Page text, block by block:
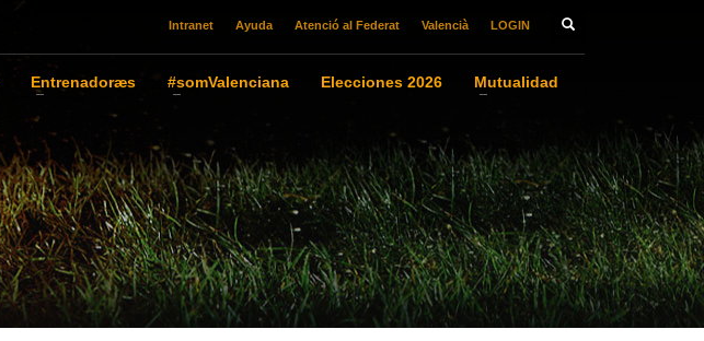
Intranet Ayuda Atenció al Federat Valencià LOGIN
Entrenadoræs #somValenciana Elecciones 2026
Mutualidad